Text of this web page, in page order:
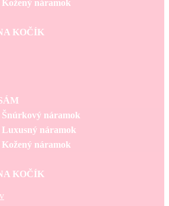
náramok
KOČÍK
náramok
náramok
náramok
KOČÍK